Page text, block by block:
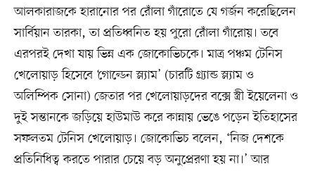
আলকারাজকে হারানোর পর রোঁলা গাঁরোতে যে গর্জন করেছিলেন
সার্বিয়ান তারকা, তা প্রতিধ্বনিত হয় পুরো রোঁলা গাঁরোয়। তবে
এরপরই দেখা যায় ভিন্ন এক জোকোভিচকে। মাত্র পঞ্চম টেনিস
খেলোয়াড় হিসেবে ‘গোল্ডেন স্ল্যাম’ (চারটি গ্র্যান্ড স্ল্যাম ও
অলিম্পিক সোনা) জেতার পর খেলোয়াড়দের বক্সে স্ত্রী ইয়েলেনা ও
দুই সন্তানকে জড়িয়ে হাউমাউ করে কান্নায় ভেঙে পড়েন ইতিহাসের
সফলতম টেনিস খেলোয়াড়। জোকোভিচ বলেন, ‘নিজ দেশকে
প্রতিনিধিত্ব করতে পারার চেয়ে বড় অনুপ্রেরণা হয় না।’ আর